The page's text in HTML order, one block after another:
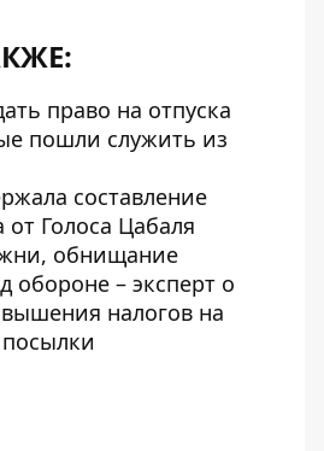
право на отпуска
пошли служить из
составление
Голоса Цабаля
обнищание
обороне – эксперт о
налогов на